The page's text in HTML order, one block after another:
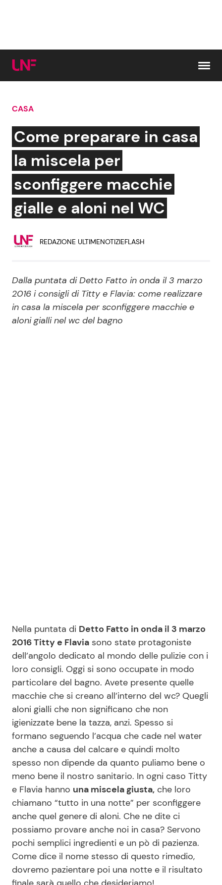
Cerca:
News e Cronaca
Attualità Italiana
Dal Mondo
Politica
Gossip e TV
Bellezze VIP
Coppie VIP
Reality e Talent
Soap Opera
Viaggi e Turismo
Festività
Ricette Feste
Ricette per Bambini
Seguici
Info
Chi siamo
Disclaimer e Privacy
Redazione
Contattaci
Pubblicità
Privacy Policy
CASA
Come preparare in casa
la miscela per
sconfiggere macchie
gialle e aloni nel WC
REDAZIONE ULTIMENOTIZIEFLASH
Dalla puntata di Detto Fatto in onda il 3 marzo
2016 i consigli di Titty e Flavia: come realizzare
in casa la miscela per sconfiggere macchie e
aloni gialli nel wc del bagno
Nella puntata di Detto Fatto in onda il 3 marzo
2016 Titty e Flavia sono state protagoniste
dell’angolo dedicato al mondo delle pulizie con i
loro consigli. Oggi si sono occupate in modo
particolare del bagno. Avete presente quelle
macchie che si creano all’interno del wc? Quegli
aloni gialli che non significano che non
igienizzate bene la tazza, anzi. Spesso si
formano seguendo l’acqua che cade nel water
anche a causa del calcare e quindi molto
spesso non dipende da quanto puliamo bene o
meno bene il nostro sanitario. In ogni caso Titty
e Flavia hanno una miscela giusta, che loro
chiamano “tutto in una notte” per sconfiggere
anche quel genere di aloni. Che ne dite ci
possiamo provare anche noi in casa? Servono
pochi semplici ingredienti e un pò di pazienza.
Come dice il nome stesso di questo rimedio,
dovremo pazientare poi una notte e il risultato